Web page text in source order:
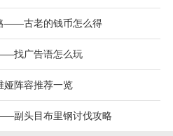
——古老的钱币怎么得
找广告语怎么玩
阵容推荐一览
副头目布里钢讨伐攻略